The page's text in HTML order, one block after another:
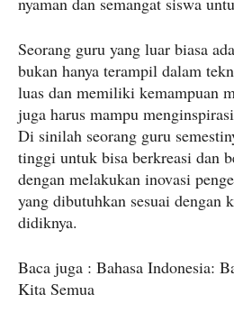
Seorang guru yang luar biasa
bukan hanya terampil dalam
luas dan memiliki kemampuan
juga harus mampu
Di sinilah seorang guru
tinggi untuk bisa berkreasi dan
dengan melakukan inovasi
yang dibutuhkan sesuai dengan
didiknya.
Baca juga : Bahasa Indonesia:
Kita Semua